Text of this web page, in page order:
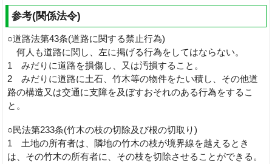
参考(関係法令)
○道路法第43条(道路に関する禁止行為)
何人も道路に関し、左に掲げる行為をしてはならない。
1 みだりに道路を損傷し、又は汚損すること。
2 みだりに道路に土石、竹木等の物件をたい積し、その他道
路の構造又は交通に支障を及ぼすおそれのある行為をするこ
と。
○民法第233条(竹木の枝の切除及び根の切取り)
1 土地の所有者は、隣地の竹木の枝が境界線を越えるとき
は、その竹木の所有者に、その枝を切除させることができる。